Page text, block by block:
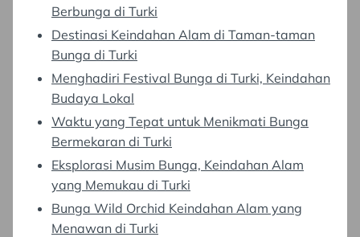
Berbunga di Turki
Destinasi Keindahan Alam di Taman-taman
Bunga di Turki
Menghadiri Festival Bunga di Turki, Keindahan
Budaya Lokal
Waktu yang Tepat untuk Menikmati Bunga
Bermekaran di Turki
Eksplorasi Musim Bunga, Keindahan Alam
yang Memukau di Turki
Bunga Wild Orchid Keindahan Alam yang
Menawan di Turki